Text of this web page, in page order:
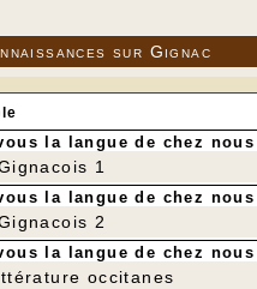
sur Gignac
la langue de chez
1
la langue de chez
2
la langue de chez
occitanes